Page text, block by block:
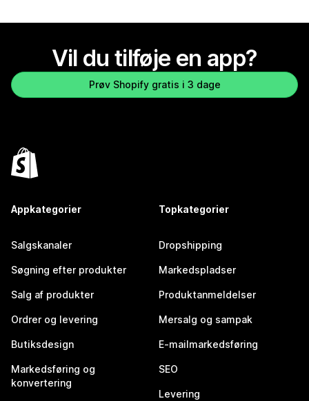
Vil du tilføje en app?
Prøv Shopify gratis i 3 dage
Appkategorier
Salgskanaler
Søgning efter produkter
Salg af produkter
Ordrer og levering
Butiksdesign
Markedsføring og
konvertering
Topkategorier
Dropshipping
Markedspladser
Produktanmeldelser
Mersalg og sampak
E-mailmarkedsføring
SEO
Levering